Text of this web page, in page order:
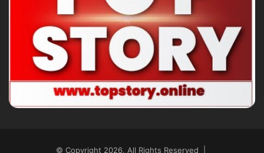
© Copyright 2026, All Rights Reserved |